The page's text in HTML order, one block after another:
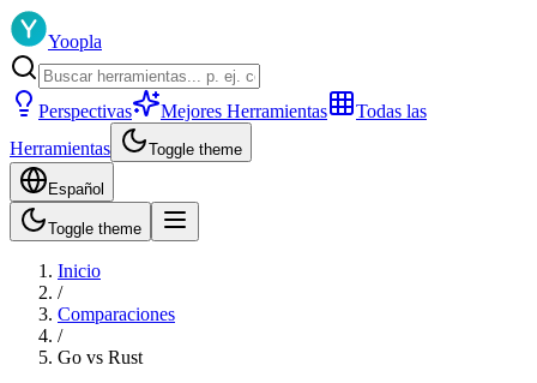
Yoopla
Perspectivas Mejores Herramientas
Todas las
Herramientas
Toggle theme
Español
Toggle theme
Inicio
/
Comparaciones
/
Go vs Rust